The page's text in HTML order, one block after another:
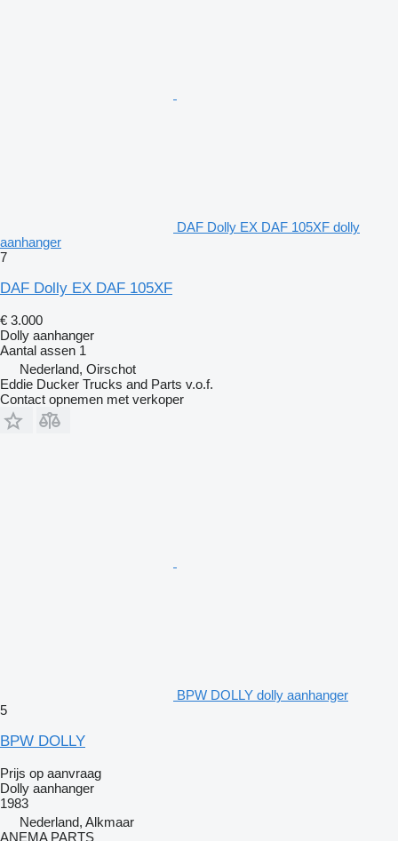
DAF Dolly EX DAF 105XF dolly
aanhanger
7
DAF Dolly EX DAF 105XF
€ 3.000
Dolly aanhanger
Aantal assen 1
Nederland, Oirschot
Eddie Ducker Trucks and Parts v.o.f.
Contact opnemen met verkoper
BPW DOLLY dolly aanhanger
5
BPW DOLLY
Prijs op aanvraag
Dolly aanhanger
1983
Nederland, Alkmaar
ANEMA PARTS